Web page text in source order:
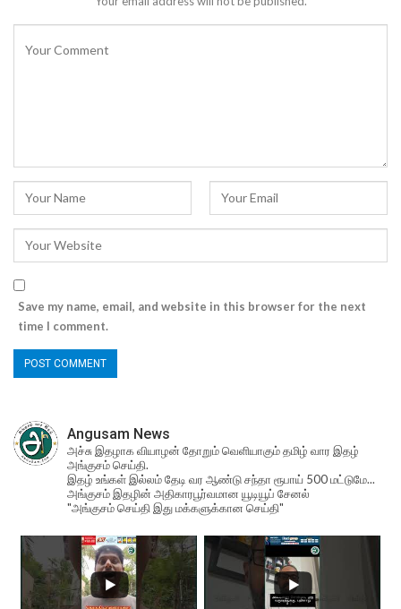
Save my name, email, and website in this browser for the next
time I comment.
Angusam News
அச்சு இதழாக வியாழன் தோறும் வெளியாகும் தமிழ் வார இதழ்
அங்குசம் செய்தி.
இதழ் உங்கள் இல்லம் தேடி வர ஆண்டு சந்தா ரூபாய் 500 மட்டுமே...
அங்குசம் இதழின் அதிகாரபூர்வமான யூடியூப் சேனல்
"அங்குசம் செய்தி இது மக்களுக்கான செய்தி"